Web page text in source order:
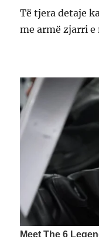
Të tjera detaje
me armë zjarri